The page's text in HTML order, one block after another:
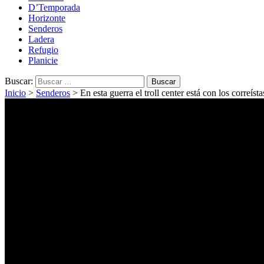
D’Temporada
Horizonte
Senderos
Ladera
Refugio
Planicie
Buscar:
Inicio > Senderos > En esta guerra el troll center está con los